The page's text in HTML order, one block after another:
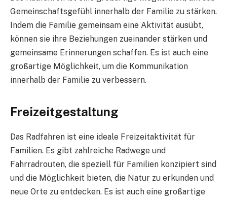
Gemeinschaftsgefühl innerhalb der Familie zu stärken.
Indem die Familie gemeinsam eine Aktivität ausübt,
können sie ihre Beziehungen zueinander stärken und
gemeinsame Erinnerungen schaffen. Es ist auch eine
großartige Möglichkeit, um die Kommunikation
innerhalb der Familie zu verbessern.
Freizeitgestaltung
Das Radfahren ist eine ideale Freizeitaktivität für
Familien. Es gibt zahlreiche Radwege und
Fahrradrouten, die speziell für Familien konzipiert sind
und die Möglichkeit bieten, die Natur zu erkunden und
neue Orte zu entdecken. Es ist auch eine großartige